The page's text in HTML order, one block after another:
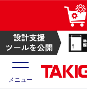
メニュー